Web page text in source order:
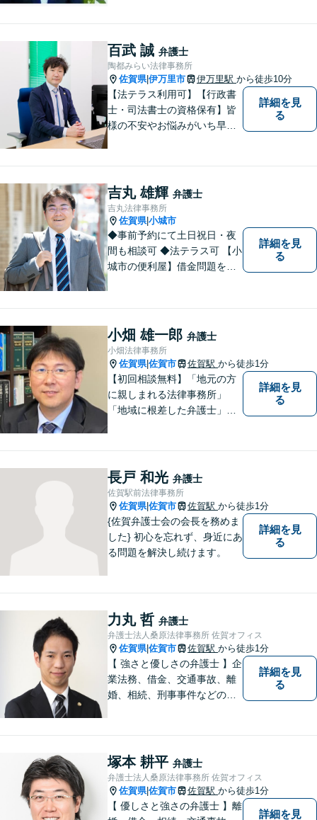
します。相続／離婚・男女問
題／交通事故／債務整理／労
働問題など幅広く対応可能で
す。
百武 誠 弁護士
陶都みらい法律事務所
佐賀県|伊万里市 伊万里駅 から徒歩10分
【法テラス利用可】【行政書
士・司法書士の資格保有】皆
様の不安やお悩みがいち早く
たします。また、依頼者様が
お悩みを話しやすい環境作り
を心がけております。
詳細を見
る
吉丸 雄輝 弁護士
吉丸法律事務所
佐賀県|小城市
◆事前予約にて土日祝日・夜
間も相談可 ◆法テラス可 【小
城市の便利屋】借金問題を中
詳細を見
る
小畑 雄一郎 弁護士
小畑法律事務所
佐賀県|佐賀市 佐賀駅 から徒歩1分
【初回相談無料】「地元の方
に親しまれる法律事務所」
「地域に根差した弁護士」を
など幅広く対応しております
ので、まずはお気軽にご相談
下さい。【JR佐賀駅1分】
【子連れ相談可】
詳細を見
る
長戸 和光 弁護士
佐賀駅前法律事務所
佐賀県|佐賀市 佐賀駅 から徒歩1分
{佐賀弁護士会の会長を務めま
した} 初心を忘れず、身近にあ
る問題を解決し続けます。
詳細を見
る
力丸 哲 弁護士
弁護士法人桑原法律事務所 佐賀オフィス
佐賀県|佐賀市 佐賀駅 から徒歩1分
【 強さと優しさの弁護士 】企
業法務、借金、交通事故、離
婚、相続、刑事事件などのご
なリーガルサービスを提供い
たします。
詳細を見
る
塚本 耕平 弁護士
弁護士法人桑原法律事務所 佐賀オフィス
佐賀県|佐賀市 佐賀駅 から徒歩1分
【 優しさと強さの弁護士 】離
詳細を見